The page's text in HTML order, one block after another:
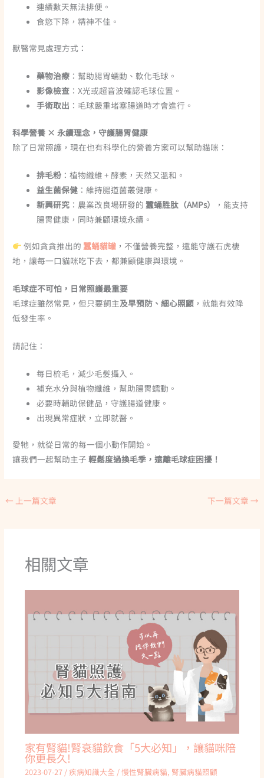
連續數天無法排便。
食慾下降，精神不佳。
獸醫常見處理方式：
藥物治療 ：幫助腸胃蠕動、軟化毛球。
影像檢查 ：X光或超音波確認毛球位置。
手術取出 ：毛球嚴重堵塞腸道時才會進行。
科學營養 × 永續理念，守護腸胃健康
除了日常照護，現在也有科學化的營養方案可以幫助貓咪：
排毛粉 ：植物纖維 + 酵素，天然又溫和。
益生菌保健 ：維持腸道菌叢健康。
新興研究 ：農業改良場研發的蠶蛹胜肽（AMPs）
，能支持
腸胃健康，同時兼顧環境永續。
例如貪貪推出的 蠶蛹貓罐，不僅營養完整，還能守護石虎棲
地，讓每一口貓咪吃下去，都兼顧健康與環境。
毛球症不可怕，日常照護最重要
毛球症雖然常見，但只要飼主及早預防、細心照顧 ，就能有效降
低發生率。
請記住：
每日梳毛，減少毛髮攝入。
補充水分與植物纖維，幫助腸胃蠕動。
必要時輔助保健品，守護腸道健康。
出現異常症狀，立即就醫。
愛牠，就從日常的每一個小動作開始。
讓我們一起幫助主子輕鬆度過換毛季，遠離毛球症困擾！
← 上一篇文章 下一篇文章 →
相關文章
家有腎貓!腎衰貓飲食「5大必知」，讓貓咪陪
你更長久!
2023-07-27 /疾病知識大全 /慢性腎臟病貓, 腎臟病貓照顧